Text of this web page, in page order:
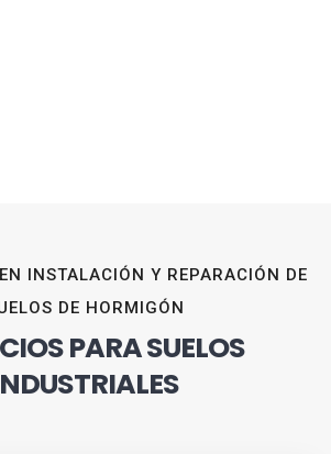
INSTALACIÓN Y REPARACIÓN DE
DE HORMIGÓN
PARA SUELOS